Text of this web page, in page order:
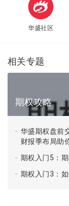
简单来说，卖
卖方市场的预期
看不跌。
跌、大跌、也
看不跌也不等
华盛社区
相关专题
期权攻略
华盛期权盘前
财报季布局助
期权入门5：
期权入门3：